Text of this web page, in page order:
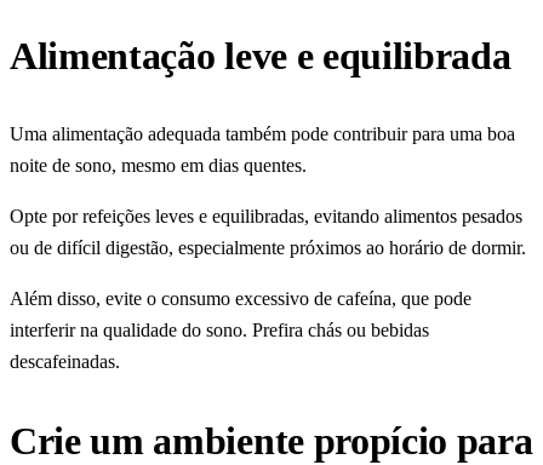
Alimentação leve e equilibrada
Uma alimentação adequada também pode contribuir para uma boa
noite de sono, mesmo em dias quentes.
Opte por refeições leves e equilibradas, evitando alimentos pesados
ou de difícil digestão, especialmente próximos ao horário de dormir.
Além disso, evite o consumo excessivo de cafeína, que pode
interferir na qualidade do sono. Prefira chás ou bebidas
descafeinadas.
Crie um ambiente propício para